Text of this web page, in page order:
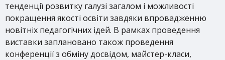
тенденції розвитку галузі загалом і можливості
покращення якості освіти завдяки впровадженню
новітніх педагогічних ідей. В рамках проведення
виставки заплановано також проведення
конференції з обміну досвідом, майстер-класи,